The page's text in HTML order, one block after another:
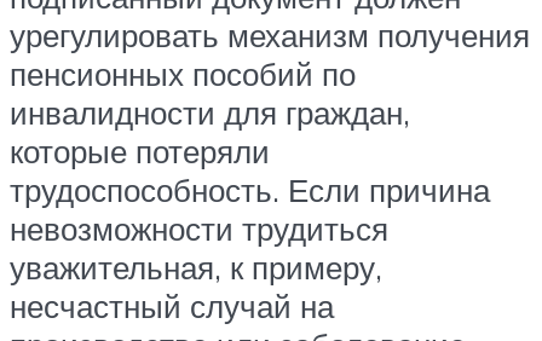
урегулировать механизм получения
пенсионных пособий по
инвалидности для граждан,
которые потеряли
трудоспособность. Если причина
невозможности трудиться
уважительная, к примеру,
несчастный случай на